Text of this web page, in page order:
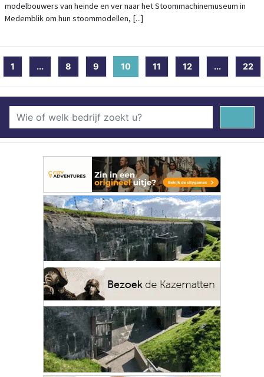
modelbouwers van heinde en ver naar het Stoommachinemuseum in
Medemblik om hun stoommodellen, [...]
1 ... 8 9 10 (current)
11 12 ... 22